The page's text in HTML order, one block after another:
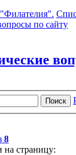
по сайту
Поиск
8
на страницу: